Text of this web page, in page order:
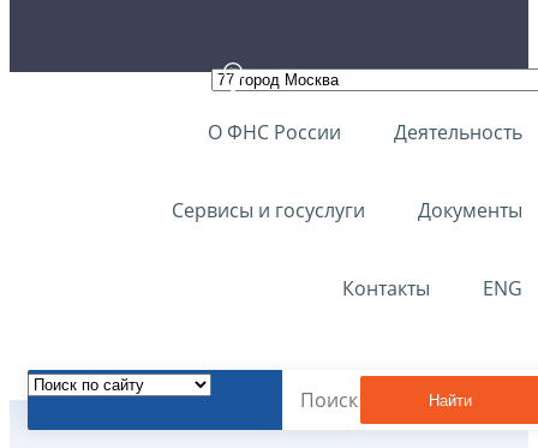
О ФНС России Деятельность
Сервисы и госуслуги Документы
Контакты ENG
Найти